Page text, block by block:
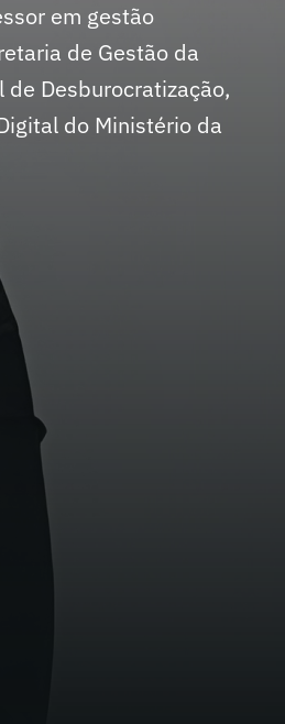
em gestão
de Gestão da
de Desburocratização,
do Ministério da
Pública e
Graduado em
em Comércio
federal desde
internacional em
de Negócios CBPP®